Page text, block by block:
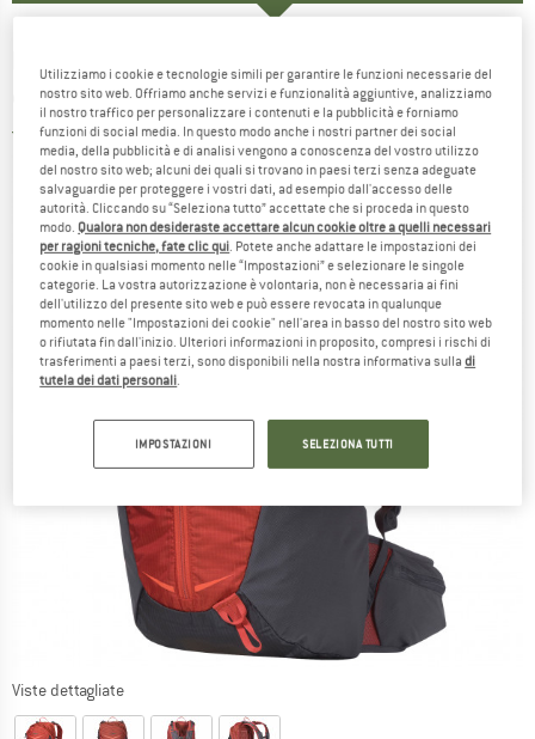
Women's Driv 24 - Zaino da
escursionismo
5,0(1)
Viste dettagliate
Utilizziamo i cookie e tecnologie simili per garantire le funzioni necessarie del
nostro sito web. Offriamo anche servizi e funzionalità aggiuntive, analizziamo
il nostro traffico per personalizzare i contenuti e la pubblicità e forniamo
funzioni di social media. In questo modo anche i nostri partner dei social
media, della pubblicità e di analisi vengono a conoscenza del vostro utilizzo
del nostro sito web; alcuni dei quali si trovano in paesi terzi senza adeguate
salvaguardie per proteggere i vostri dati, ad esempio dall'accesso delle
autorità. Cliccando su “Seleziona tutto” accettate che si proceda in questo
modo. Qualora non desideraste accettare alcun cookie oltre a quelli necessari
per ragioni tecniche, fate clic qui . Potete anche adattare le impostazioni dei
cookie in qualsiasi momento nelle “Impostazioni” e selezionare le singole
categorie. La vostra autorizzazione è volontaria, non è necessaria ai fini
dell'utilizzo del presente sito web e può essere revocata in qualunque
momento nelle "Impostazioni dei cookie" nell'area in basso del nostro sito web
o rifiutata fin dall'inizio. Ulteriori informazioni in proposito, compresi i rischi di
trasferimenti a paesi terzi, sono disponibili nella nostra informativa sulladi
tutela dei dati personali
IMPOSTAZIONI SELEZIONA TUTTI